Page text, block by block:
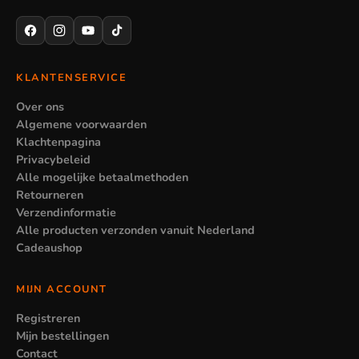
Voor buiten of onderweg zijn stevige schoenen of instappers
een betere keuze. Let ook op de maat: te grote sloffen
KLANTENSERVICE
Over ons
Algemene voorwaarden
Klachtenpagina
Privacybeleid
Alle mogelijke betaalmethoden
Retourneren
Verzendinformatie
Alle producten verzonden vanuit Nederland
Cadeaushop
MIJN ACCOUNT
Registreren
Mijn bestellingen
Contact